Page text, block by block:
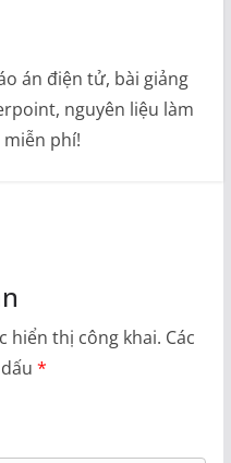
án điện tử, bài giảng
nguyên liệu làm
phí!
hiển thị công khai. Các
*